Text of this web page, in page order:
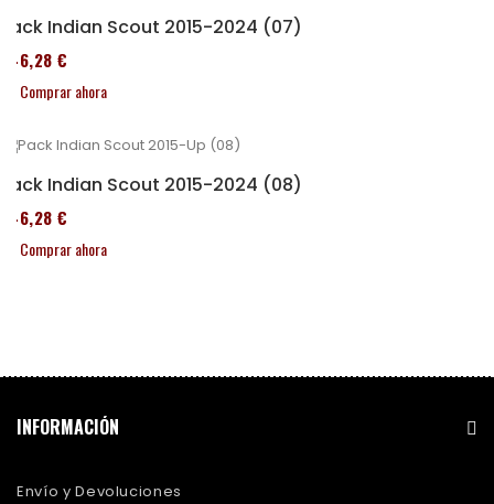
Pack Indian Scout 2015-2024 (07)
246,28 €
Comprar ahora
Pack Indian Scout 2015-2024 (08)
246,28 €
Comprar ahora
INFORMACIÓN
Envío y Devoluciones